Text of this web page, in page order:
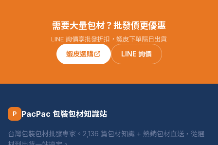
需要大量包材？批發價更優惠
LINE 詢價享批發折扣，蝦皮下單隔日出貨
蝦皮選購 LINE 詢價
P PacPac 包裝包材知識站
台灣包裝包材批發專家。2,136 篇包材知識 + 熱銷包材直送，從選